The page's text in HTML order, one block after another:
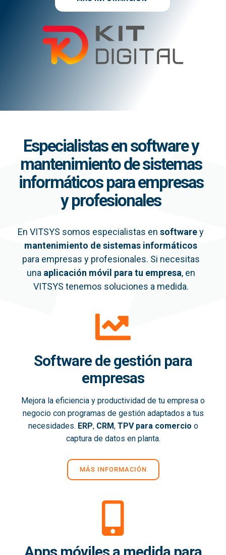
Especialistas en software y
mantenimiento de sistemas
informáticos para empresas
y profesionales
En VITSYS somos especialistas en softwarey
mantenimiento de sistemas informáticos
para empresas y profesionales. Si necesitas
una aplicación móvil para tu empresa, en
VITSYS tenemos soluciones a medida.
Software de gestión para
empresas
Mejora la eficiencia y productividad de tu empresa o
negocio con programas de gestión adaptados a tus
necesidades. ERP, CRM, TPV para comercio o
captura de datos en planta.
MÁS INFORMACIÓN